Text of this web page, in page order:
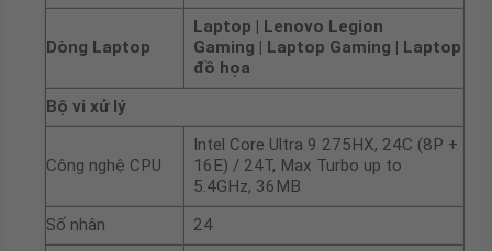
Dòng Laptop
Laptop | Lenovo Legion
Gaming | Laptop Gaming | Laptop
đồ họa
Bộ vi xử lý
Công nghệ CPU
Intel Core Ultra 9 275HX, 24C (8P +
16E) / 24T, Max Turbo up to
5.4GHz, 36MB
Số nhân
24